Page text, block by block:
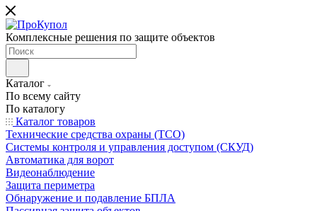
Комплексные решения по защите объектов
Каталог
По всему сайту
По каталогу
Каталог товаров
Технические средства охраны (ТСО)
Системы контроля и управления доступом (СКУД)
Автоматика для ворот
Видеонаблюдение
Защита периметра
Обнаружение и подавление БПЛА